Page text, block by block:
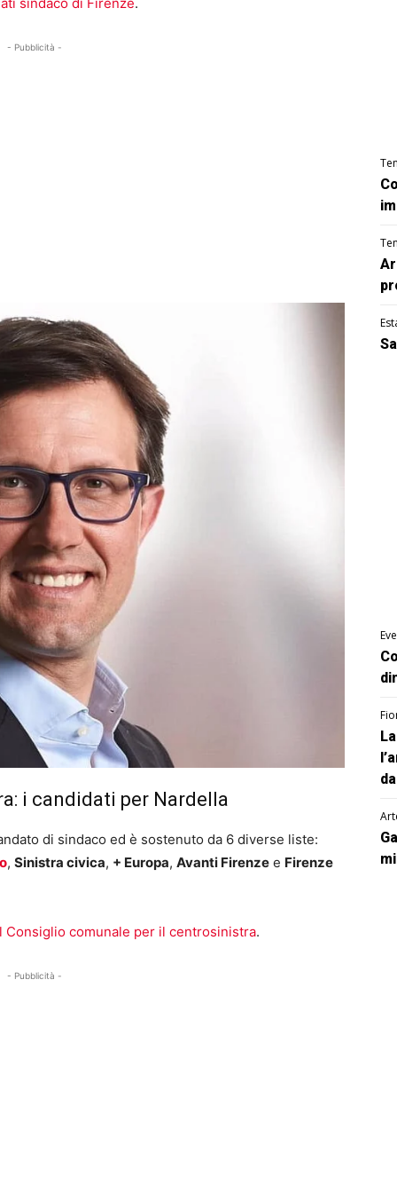
- Pubblicità -
i candidati per Nardella
di sindaco ed è sostenuto da 6 diverse liste:
, Sinistra civica, + Europa, Avanti Firenze e Firenze
Consiglio comunale per il centrosinistra.
- Pubblicità -